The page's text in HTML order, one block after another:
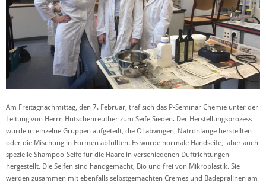
Am Freitagnachmittag, den 7. Februar, traf sich das P-Seminar Chemie unter der
Leitung von Herrn Hutschenreuther zum Seife Sieden. Der Herstellungsprozess
wurde in einzelne Gruppen aufgeteilt, die Öl abwogen, Natronlauge herstellten
oder die Mischung in Formen abfüllten. Es wurde normale Handseife, aber auch
spezielle Shampoo-Seife für die Haare in verschiedenen Duftrichtungen
hergestellt. Die Seifen sind handgemacht, Bio und frei von Mikroplastik. Sie
werden zusammen mit ebenfalls selbstgemachten Cremes und Badepralinen am